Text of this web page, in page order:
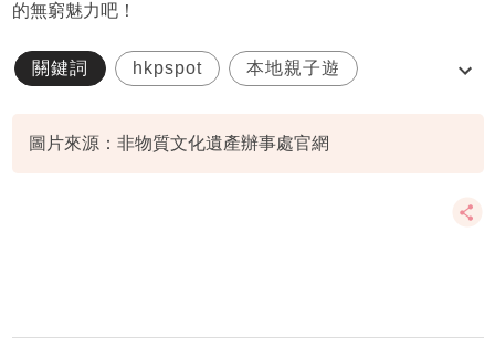
的無窮魅力吧！
關鍵詞 hkpspot 本地親子遊
圖片來源：非物質文化遺產辦事處官網